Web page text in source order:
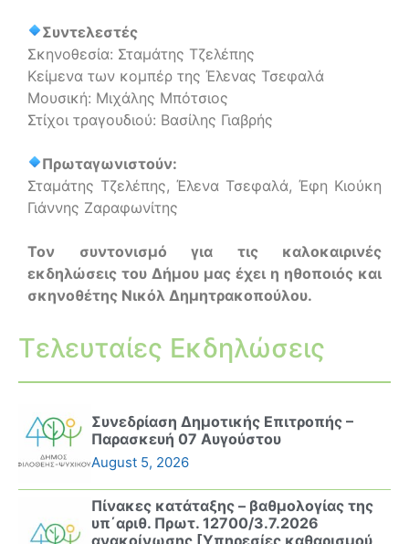
Συντελεστές
Σκηνοθεσία: Σταμάτης Τζελέπης
Κείμενα των κομπέρ της Έλενας Τσεφαλά
Μουσική: Μιχάλης Μπότσιος
Στίχοι τραγουδιού: Βασίλης Γιαβρής
Πρωταγωνιστούν:
Σταμάτης Τζελέπης, Έλενα Τσεφαλά, Έφη Κιούκη
Γιάννης Ζαραφωνίτης
Τον συντονισμό για τις καλοκαιρινές
εκδηλώσεις του Δήμου μας έχει η ηθοποιός και
σκηνοθέτης Νικόλ Δημητρακοπούλου.
Τελευταίες Εκδηλώσεις
Συνεδρίαση Δημοτικής Επιτροπής –
Παρασκευή 07 Αυγούστου
August 5, 2026
Πίνακες κατάταξης – βαθμολογίας της
υπ΄αριθ. Πρωτ. 12700/3.7.2026
ανακοίνωσης [Υπηρεσίες καθαρισμού